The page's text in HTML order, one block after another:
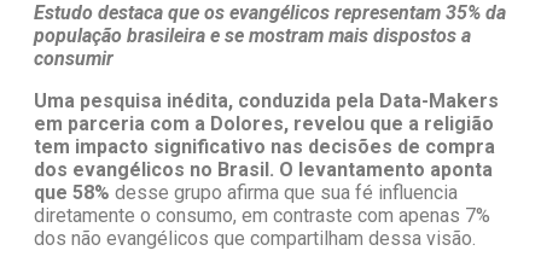
Estudo destaca que os evangélicos representam 35% da
população brasileira e se mostram mais dispostos a
consumir
Uma pesquisa inédita, conduzida pela Data-Makers
em parceria com a Dolores, revelou que a religião
tem impacto significativo nas decisões de compra
dos evangélicos no Brasil. O levantamento aponta
que 58% desse grupo afirma que sua fé influencia
diretamente o consumo, em contraste com apenas 7%
dos não evangélicos que compartilham dessa visão.